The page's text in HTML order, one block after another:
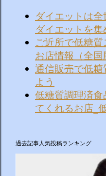
ダイエットは
ダイエットを集
ご近所で低糖
お店情報（全国
通信販売で低
よう
低糖質調理済
てくれるお店_
過去記事人気投稿ランキング